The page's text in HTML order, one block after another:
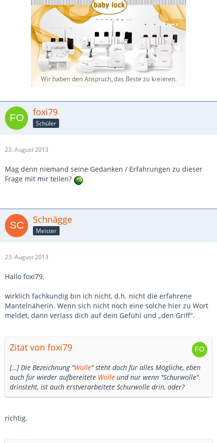
foxi79
Schüler
23. August 2013
Mag denn niemand seine Gedanken / Erfahrungen zu dieser
Frage mit mir teilen?
Schnägge
Meister
23. August 2013
Hallo foxi79,
wirklich fachkundig bin ich nicht, d.h. nicht die erfahrene
Mantelnäherin. Wenn sich nicht noch eine solche hier zu Wort
meldet, dann verlass dich auf dein Gefühl und „den Griff“.
Zitat von foxi79
[…] Die Bezeichnung "Wolle" steht doch für alles Mögliche, eben
auch für wieder aufbereitete Wolle und nur wenn "Schurwolle"
drinsteht, ist auch erstverarbeitete Schurwolle drin, oder?
richtig.